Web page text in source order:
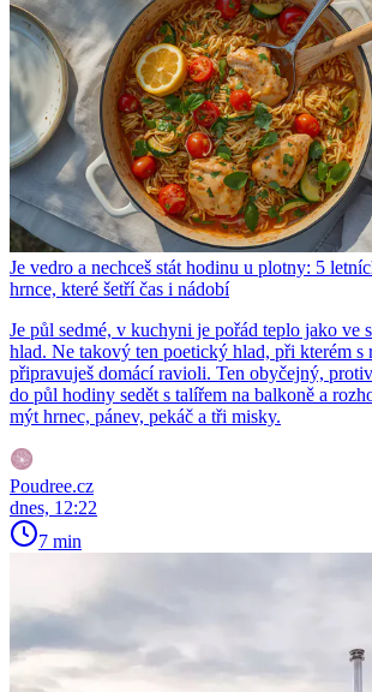
Je vedro a nechceš stát hodinu u plotny: 5
hrnce, které šetří čas i nádobí
Je půl sedmé, v kuchyni je pořád teplo jako ve
hlad. Ne takový ten poetický hlad, při kterém s
připravuješ domácí ravioli. Ten obyčejný,
do půl hodiny sedět s talířem na balkoně a
mýt hrnec, pánev, pekáč a tři misky.
Poudree.cz
dnes, 12:22
7 min